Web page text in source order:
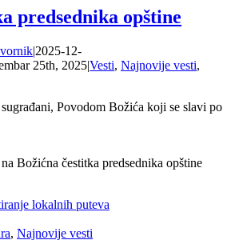
predsednika opštine
|2025-12-
25th, 2025|Vesti, Najnovije vesti,
Povodom Božića koji se slavi po
na Božićna čestitka predsednika opštine
lokalnih puteva
, Najnovije vesti